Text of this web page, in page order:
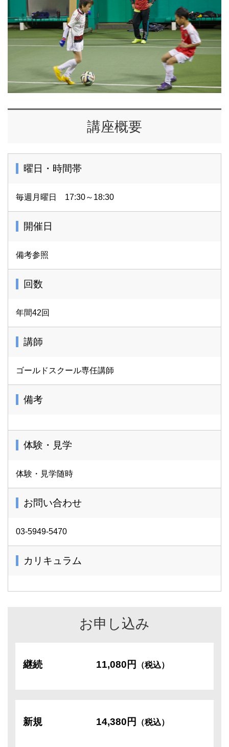
講座概要
曜日・時間帯
毎週月曜日 17:30～18:30
開催日
備考参照
回数
年間42回
講師
ゴールドスクール専任講師
備考
体験・見学
体験・見学随時
お問い合わせ
03-5949-5470
カリキュラム
お申し込み
継続 11,080円 （税込）
新規 14,380円 （税込）